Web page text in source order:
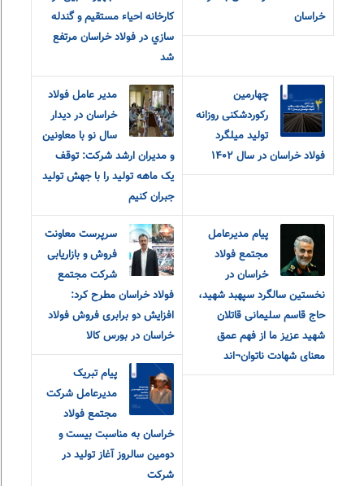
خراسان
كارخانه احياء مستقيم و گندله
سازي در فولاد خراسان مرتفع
شد
چهارمین
رکوردشکنی روزانه
تولید میلگرد
فولاد خراسان در سال ۱۴۰۲
مدير عامل فولاد
خراسان در ديدار
سال نو با معاونين
و مديران ارشد شرکت: توقف
یک ماهه تولید را با جهش تولید
جبران کنیم
پیام مدیرعامل
مجتمع فولاد
خراسان در
نخستین سالگرد سپهبد شهید،
حاج قاسم سلیمانی قاتلان
شهید عزیز ما از فهم عمق
معنای شهادت ناتوان¬اند
سرپرست معاونت
فروش و بازاریابی
شرکت مجتمع
فولاد خراسان مطرح کرد:
افزایش دو برابری فروش فولاد
خراسان در بورس کالا
پیام تبریک
مدیرعامل شرکت
مجتمع فولاد
خراسان به مناسبت بیست و
دومین سالروز آغاز تولید در
شرکت